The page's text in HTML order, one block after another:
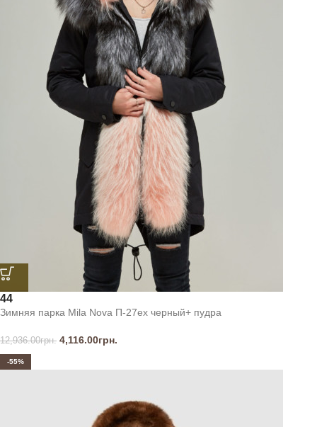
44
Зимняя парка Mila Nova П-27ех черный+ пудра
12,936.00грн. 4,116.00грн.
-55%